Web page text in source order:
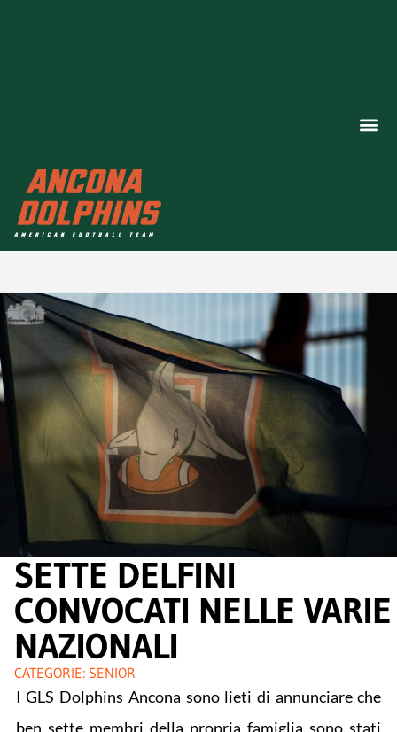
SETTE DELFINI
CONVOCATI NELLE VARIE
NAZIONALI
CATEGORIE: SENIOR
I GLS Dolphins Ancona sono lieti di annunciare che
ben sette membri della propria famiglia sono stati